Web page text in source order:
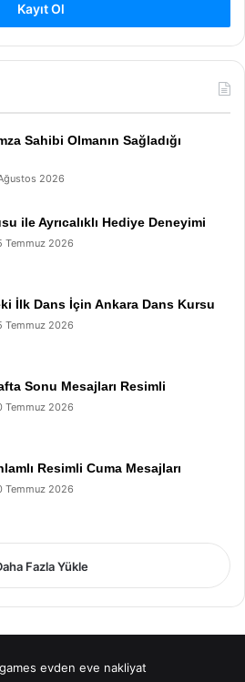
Kayıt Ol
Sahibi Olmanın Sağladığı
2026
ile Ayrıcalıklı Hediye Deneyimi
Temmuz 2026
İlk Dans İçin Ankara Dans Kursu
Temmuz 2026
Sonu Mesajları Resimli
Temmuz 2026
Resimli Cuma Mesajları
Temmuz 2026
Fazla Yükle
evden eve nakliyat